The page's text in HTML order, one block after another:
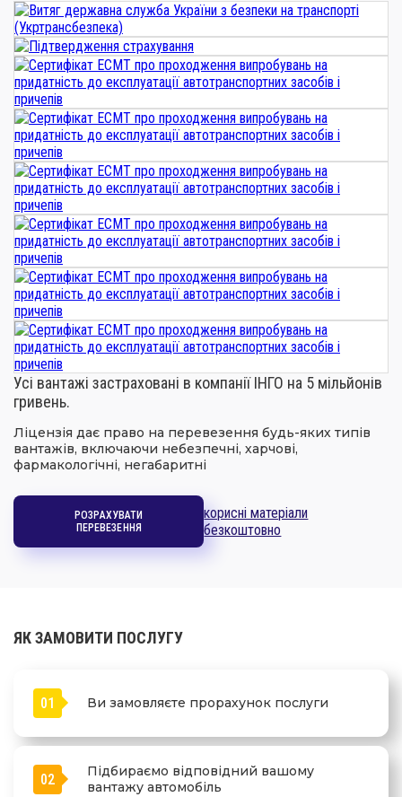
Усі вантажі застраховані в компанії ІНГО на 5 мільйонів
гривень.
Ліцензія дає право на перевезення будь-яких типів
вантажів, включаючи небезпечні, харчові,
фармакологічні, негабаритні
РОЗРАХУВАТИ
ПЕРЕВЕЗЕННЯ
корисні матеріали
безкоштовно
ЯК ЗАМОВИТИ ПОСЛУГУ
01 Ви замовляєте прорахунок послуги
02
Підбираємо відповідний вашому
вантажу автомобіль